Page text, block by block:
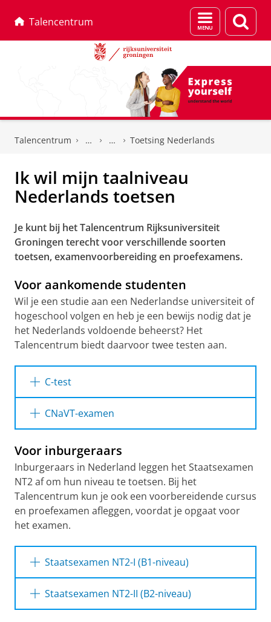
Talencentrum
Menu
en
Talencentrum Toetsing Nederlands
Ik wil mijn taalniveau
Nederlands toetsen
Je kunt bij het Talencentrum Rijksuniversiteit
Groningen terecht voor verschillende soorten
toetsen, examenvoorbereiding en proefexamens.
Voor aankomende studenten
Wil je een studie aan een Nederlandse universiteit of
hogeschool volgen en heb je een bewijs nodig dat je
het Nederlands voldoende beheerst? Het
Talencentrum biedt daarvoor twee testen aan.
C-test
Deze test kun je één keer afleggen als
Nederlands je moedertaal is. De test wordt op
C-test
CNaVT-examen
moedertaal is, of als je de C-test niet hebt
gehaald. Je hebt twee verschillende niveaus
van het CNaVT-examen voor studenten:
▸CNaVT Educatief Startbekwaam (STRT) op B2-
niveau
▸CNaVT Educatief Professioneel (EDUP) op C1-
Voor inburgeraars
Inburgeraars in Nederland leggen het Staatsexamen
NT2 af om hun niveau te toetsen. Bij het
Talencentrum kun je ook een voorbereidende cursus
en proefexamen afleggen, voordat je opgaat voor
het examen.
Staatsexamen NT2-I (B1-niveau)
Wil jij het Staatsexamen NT2-II op B2-niveau
afleggen? Bij het Talencentrum kun je
Staatsexamen NT2-II (B2-niveau)